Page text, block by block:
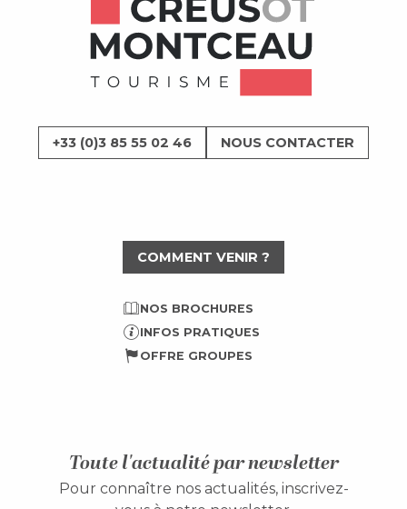
COMMENT VENIR ?
NOS BROCHURES
INFOS PRATIQUES
OFFRE GROUPES
+33 (0)3 85 55 02 46 NOUS CONTACTER
Toute l'actualité par newsletter
Pour connaître nos actualités, inscrivez-